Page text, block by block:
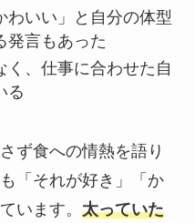
わいい」と自分の体型
発言もあった
、仕事に合わせた自
る
ず食への情熱を語り
「それが好き」「か
います。 太っていた